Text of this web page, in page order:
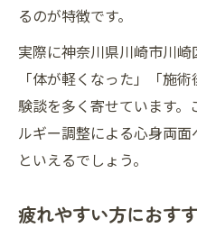
るのが特徴です。
実際に神奈川県川崎市川
「体が軽くなった」「施
験談を多く寄せています
ルギー調整による心身両
といえるでしょう。
疲れやすい方におす